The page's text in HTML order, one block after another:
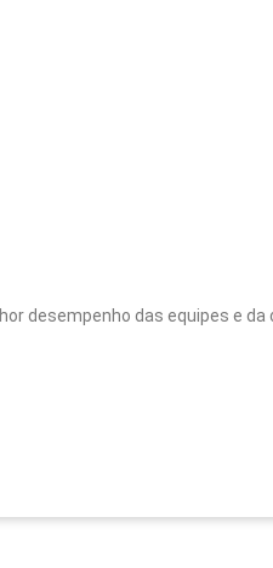
desempenho das equipes e da